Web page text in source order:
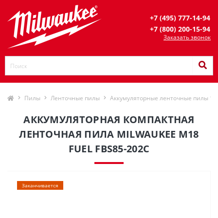
+7 (495) 777-14-94
+7 (800) 200-15-94
Заказать звонок
Пилы Ленточные пилы Аккумуляторные ленточные пилы
АККУМУЛЯТОРНАЯ КОМПАКТНАЯ
ЛЕНТОЧНАЯ ПИЛА MILWAUKEE M18
FUEL FBS85-202C
Заканчивается